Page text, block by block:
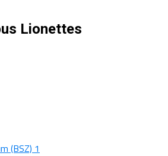
Lionettes
(BSZ) 1